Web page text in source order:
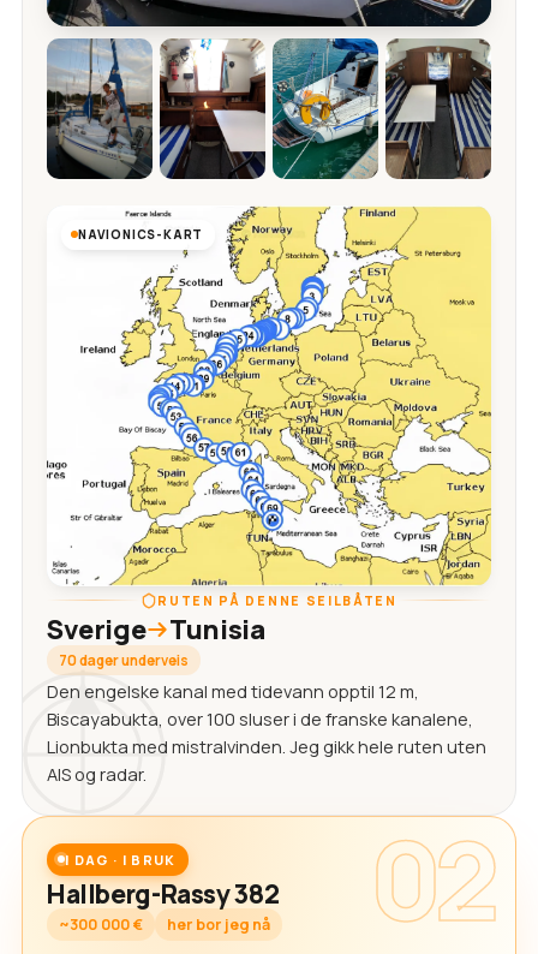
NAVIONICS-KART
RUTEN PÅ DENNE SEILBÅTEN
Sverige Tunisia
70 dager underveis
Den engelske kanal med tidevann opptil 12 m,
Biscayabukta, over 100 sluser i de franske kanalene,
Lionbukta med mistralvinden. Jeg gikk hele ruten uten
AIS og radar.
02
I DAG · I BRUK
Hallberg-Rassy 382
~300 000 € her bor jeg nå